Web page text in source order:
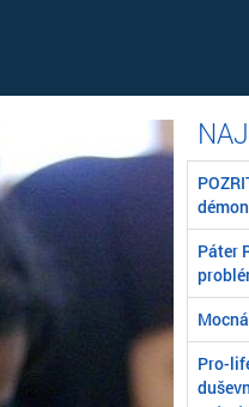
Páter
Pro-